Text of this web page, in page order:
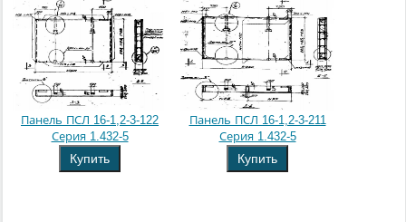
Панель ПСЛ 16-1,2-3-122
Серия 1.432-5
Купить
Панель ПСЛ 16-1,2-3-211
Серия 1.432-5
Купить